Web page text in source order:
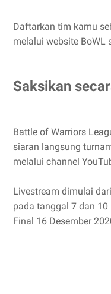
Daftarkan tim kamu
melalui website BoWL
Saksikan
Battle of Warriors
siaran langsung
melalui channel
Livestream dimulai
pada tanggal 7 dan 10
Final 16 Desember